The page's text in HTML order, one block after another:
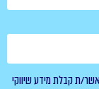
ת קבלת מידע שיווקי